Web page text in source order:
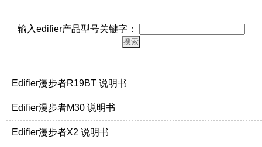
输入edifier产品型号关键字：
Edifier漫步者R19BT 说明书
Edifier漫步者M30 说明书
Edifier漫步者X2 说明书